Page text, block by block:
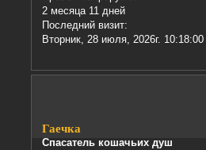
2 месяца 11 дней
Последний визит:
Вторник, 28 июля, 2026г. 10:18:00
Гаечка
Спасатель кошачьих душ